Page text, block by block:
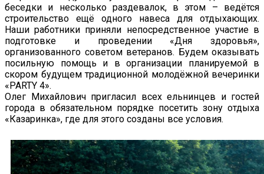
беседки и несколько раздевалок, в этом – ведётся
строительство ещё одного навеса для отдыхающих.
Наши работники приняли непосредственное участие в
подготовке и проведении «Дня здоровья»,
организованного советом ветеранов. Будем оказывать
посильную помощь и в организации планируемой в
скором будущем традиционной молодёжной вечеринки
«PARTY 4».
Олег Михайлович пригласил всех ельнинцев и гостей
города в обязательном порядке посетить зону отдыха
«Казаринка», где для этого созданы все условия.